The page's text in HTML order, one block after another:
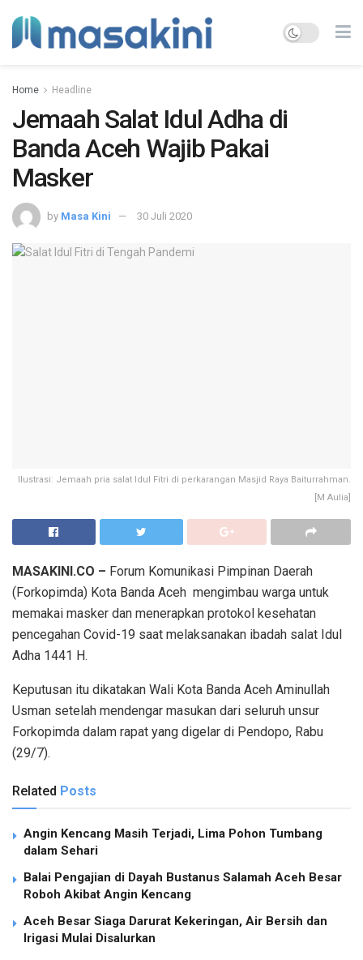
Home Headline
Jemaah Salat Idul Adha di
Banda Aceh Wajib Pakai
Masker
by Masa Kini 30 Juli 2020
Ilustrasi: Jemaah pria salat Idul Fitri di perkarangan Masjid Raya Baiturrahman.
[M Aulia]
MASAKINI.CO – Forum Komunikasi Pimpinan Daerah
(Forkopimda) Kota Banda Aceh mengimbau warga untuk
memakai masker dan menerapkan protokol kesehatan
pencegahan Covid-19 saat melaksanakan ibadah salat Idul
Adha 1441 H.
Keputusan itu dikatakan Wali Kota Banda Aceh Aminullah
Usman setelah mendengar masukan dari seluruh unsur
Forkopimda dalam rapat yang digelar di Pendopo, Rabu
(29/7).
Related Posts
Angin Kencang Masih Terjadi, Lima Pohon Tumbang
dalam Sehari
Balai Pengajian di Dayah Bustanus Salamah Aceh Besar
Roboh Akibat Angin Kencang
Aceh Besar Siaga Darurat Kekeringan, Air Bersih dan
Irigasi Mulai Disalurkan